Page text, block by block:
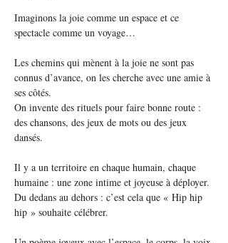
Imaginons la joie comme un espace et ce
spectacle comme un voyage…
Les chemins qui mènent à la joie ne sont pas
connus d’avance, on les cherche avec une amie à
ses côtés.
On invente des rituels pour faire bonne route :
des chansons, des jeux de mots ou des jeux
dansés.
Il y a un territoire en chaque humain, chaque
humaine : une zone intime et joyeuse à déployer.
Du dedans au dehors : c’est cela que « Hip hip
hip » souhaite célébrer.